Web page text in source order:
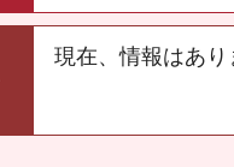
現在、情報はあり